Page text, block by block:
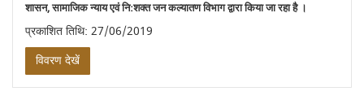
शासन, सामाजिक न्याय एवं नि:शक्त जन कल्यातण विभाग द्वारा किया जा रहा है ।
प्रकाशित तिथि: 27/06/2019
विवरण देखें